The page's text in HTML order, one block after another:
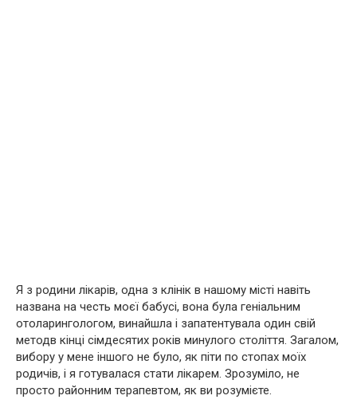
Я з родини лікарів, одна з клінік в нашому місті навіть
названа на честь моєї бабусі, вона була геніальним
отоларингологом, винайшла і запатентувала один свій
методв кінці сімдесятих років минулого століття. Загалом,
вибору у мене іншого не було, як піти по стопах моїх
родичів, і я готувалася стати лікарем. Зрозуміло, не
просто районним терапевтом, як ви розумієте.